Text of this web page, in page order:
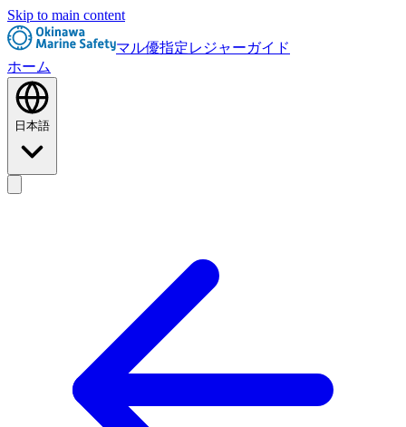
Skip to main content
マル優指定レジャーガイド
ホーム
日本語